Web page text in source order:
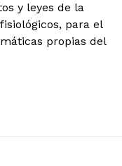
y leyes de la
para el
propias del